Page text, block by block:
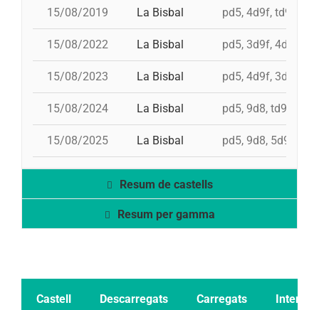
15/08/2019 La Bisbal pd5, 4d9f, td9fm,
15/08/2022 La Bisbal pd5, 3d9f, 4d9f,
15/08/2023 La Bisbal pd5, 4d9f, 3d9f, id
15/08/2024 La Bisbal pd5, 9d8, td9fm,
15/08/2025 La Bisbal pd5, 9d8, 5d9f,
Resum de castells
Resum per gamma
Castell Descarregats Carregats Intents